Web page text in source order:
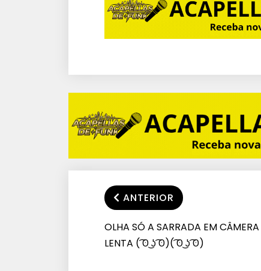
ANTERIOR
OLHA SÓ A SARRADA EM CÂMERA
LENTA ( ͡ʘ ͜ʖ ͡ʘ)( ͡ʘ ͜ʖ ͡ʘ)